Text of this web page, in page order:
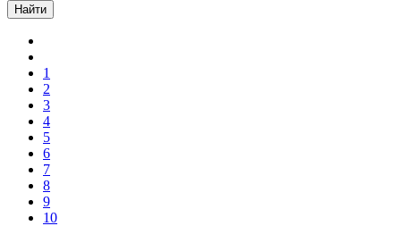
Найти
1
2
3
4
5
6
7
8
9
10